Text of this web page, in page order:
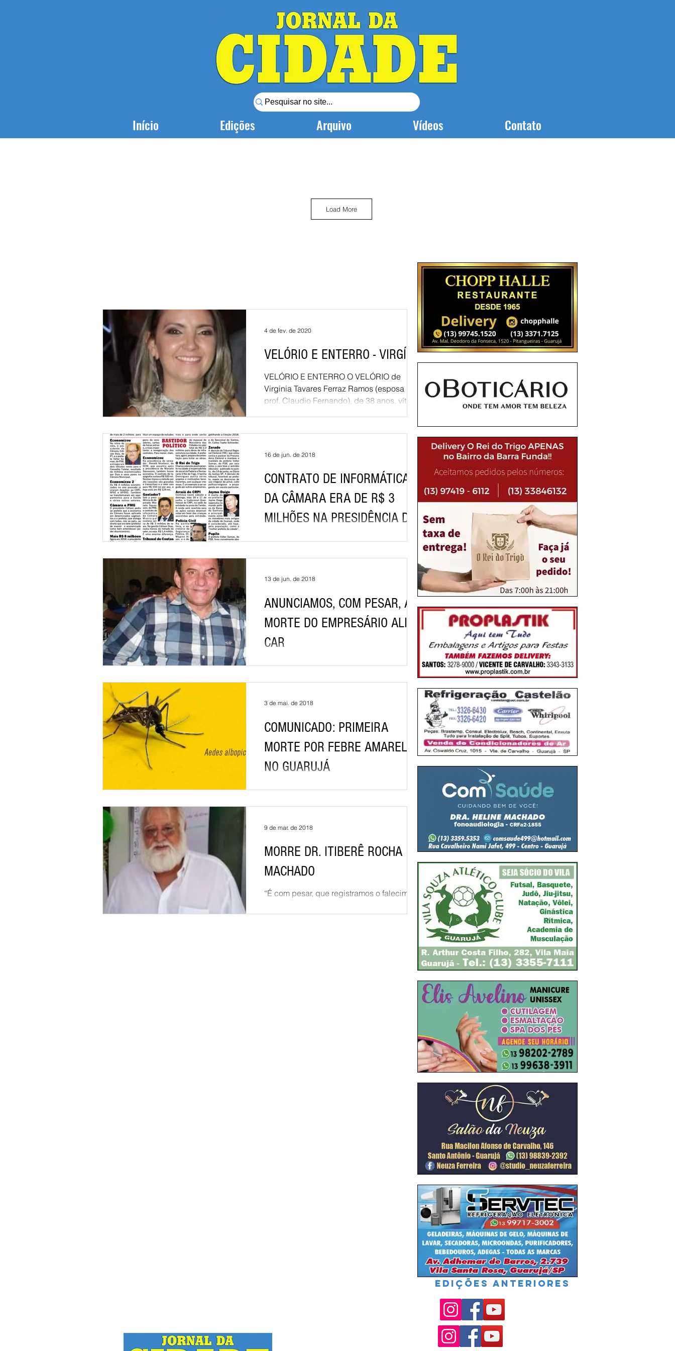
Início Edições Arquivo Vídeos Contato
Load More
VELÓRIO E ENTERRO - VIRGÍNIA
VELÓRIO E ENTERRO O VELÓRIO de
Virginia Tavares Ferraz Ramos (esposa do
prof. Claudio Fernando), de 38 anos, vítima
4 de fev. de 2020
CONTRATO DE INFORMÁTICA
DA CÂMARA ERA DE R$ 3
MILHÕES NA PRESIDÊNCIA DE
MARCELO SQUASSONI, HOJE, É
D
Economizou No início do mês, o presidente
veículos...
16 de jun. de 2018
ANUNCIAMOS, COM PESAR, A
MORTE DO EMPRESÁRIO ALI
CAR
Empresário conceituado na cidade de
internado, vindo a falecer na noite de ontem.
Sepultamento do Sr. ...
13 de jun. de 2018
COMUNICADO: PRIMEIRA
MORTE POR FEBRE AMARELA
NO GUARUJÁ
Guarujá registra um óbito por febre amarela.
Amaro...
3 de mai. de 2018
MORRE DR. ITIBERÊ ROCHA
MACHADO
“É com pesar, que registramos o falecimento
Machado 71 anos, ocorrido na manhã
9 de mar. de 2018
EDIÇÕES ANTERIORES